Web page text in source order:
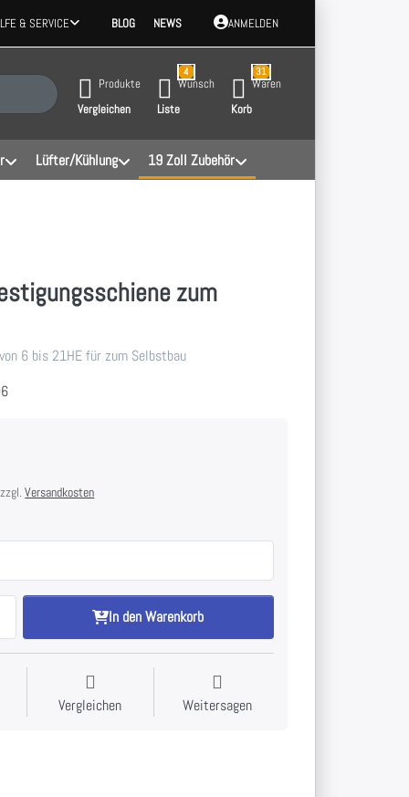
& SERVICE BLOG NEWS ANMELDEN
Drücken Sie die Eingabetaste, um alle Ergebnisse aufzurufen.
Produkte
Vergleichen
4
Wunsch
Liste
31
Waren
Korb
Lüfter/Kühlung 19 Zoll Zubehör
zum
6 bis 21HE für zum Selbstbau
Versandkosten
In den Warenkorb
Vergleichen Weitersagen